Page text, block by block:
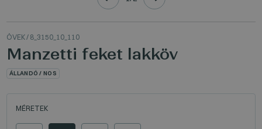
ÖVEK/ 8_3150_10_110
Manzetti feket lakköv
ÁLLANDÓ / NOS
MÉRETEK